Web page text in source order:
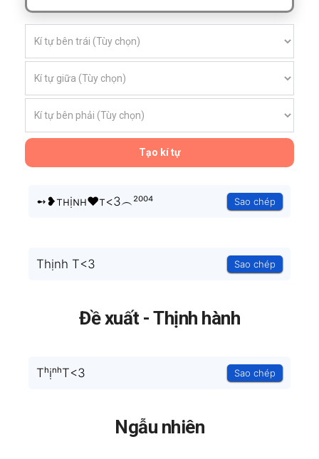
Tạo kí tự
➻❥тнịɴн♥т<3︵²⁰⁰⁴ Sao chép
Thịnh T<3 Sao chép
Đề xuất - Thịnh hành
TʰịⁿʰT<3 Sao chép
Ngẫu nhiên